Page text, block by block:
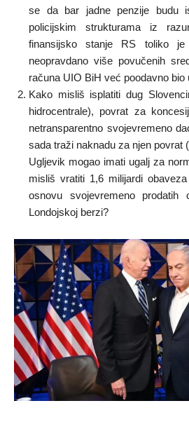
se da bar jadne penzije budu
policijskim strukturama iz
finansijsko stanje RS toliko
neopravdano više povučenih
računa UIO BiH već poodavno bio
Kako misliš isplatiti dug
hidrocentrale), povrat za
netransparentno svojevremeno
sada traži naknadu za njen povrat
Ugljevik mogao imati ugalj za
misliš vratiti 1,6 milijardi
osnovu svojevremeno
Londojskoj berzi?